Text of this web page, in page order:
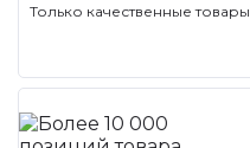
Только качественные товары